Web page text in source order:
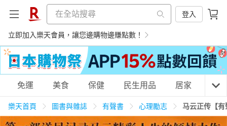
登入
立即加入樂天會員，讓您邊購物邊賺點數！
購物網分類
免運 美食 保健 民生用品 居家 3C
樂天首頁 圖書與雜誌 有聲書 心理勵志 马云正传【有